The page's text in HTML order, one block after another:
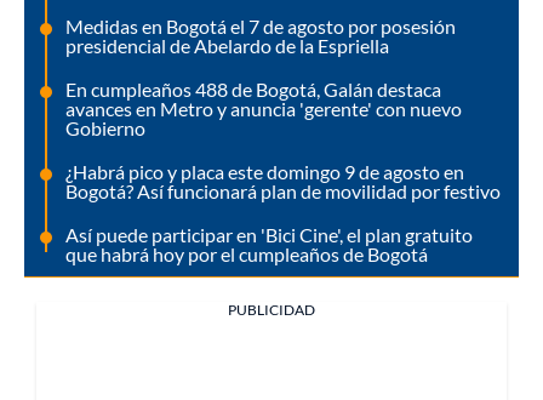
Medidas en Bogotá el 7 de agosto por posesión
presidencial de Abelardo de la Espriella
En cumpleaños 488 de Bogotá, Galán destaca
avances en Metro y anuncia 'gerente' con nuevo
Gobierno
¿Habrá pico y placa este domingo 9 de agosto en
Bogotá? Así funcionará plan de movilidad por festivo
Así puede participar en 'Bici Cine', el plan gratuito
que habrá hoy por el cumpleaños de Bogotá
PUBLICIDAD